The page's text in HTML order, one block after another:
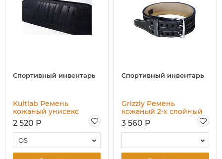
Спортивный инвентарь
Kultlab Ремень
кожаный унисекс
Джуниор
2 520 Р
OS
Спортивный инвентарь
Grizzly Ремень
кожаный 2-х слойный
пауэрлифтерский
3 560 Р